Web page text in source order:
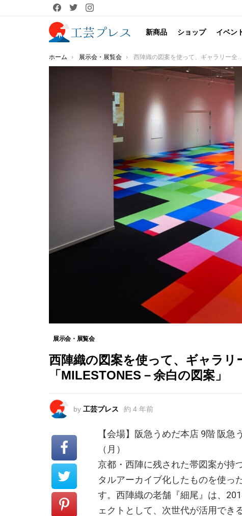
facebooktwitterinstagram
新商品 ショップ イベン
You are here:
ホーム 展示会・展覧会 西陣織の図案を使って、ギャラリー全体をデジタルアート空間へ！「MILESTONES－余白の図案」
展示会・展覧会
西陣織の図案を使って、ギャラリ
「MILESTONES－余白の図案」
by 工芸プレス 約 4 年前
【会場】阪急うめだ本店 9階 阪
（月）
京都・西陣に残された帯図案が持
タルアーカイブ化したものを使っ
す。西陣織の老舗『細尾』は、
ェクトとして、次世代が活用でき